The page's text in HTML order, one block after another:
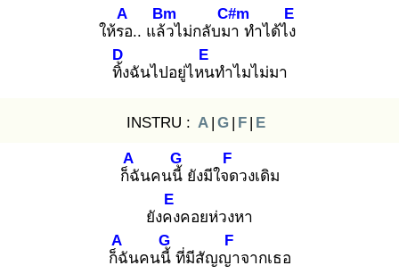
ให้รอ
A
.. แล้ว
Bm
ไม่กลับมา
C#m
ทำได้ไง
E
ทิ้ง
D
ฉันไปอยู่ไหน
E
ทำไมไม่มา
INSTRU : A | G | F | E
ก็ฉั
A
นคนนี้
G
ยังมีใจด
F
วงเดิม
ยังคง
E
คอยห่วงหา
ก็ฉั
A
นคนนี้
G
ที่มีสัญญา
F
จากเธอ